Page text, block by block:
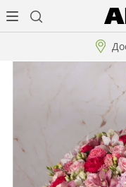
кабинет
Композиции